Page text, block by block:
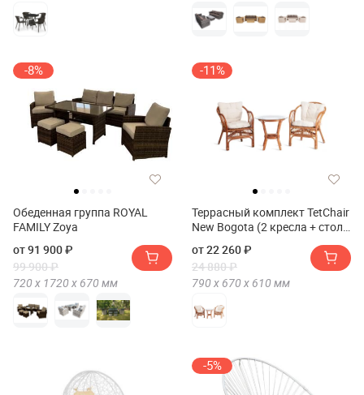
-8%
Обеденная группа ROYAL
FAMILY Zoya
от 91 900 ₽
99 900 ₽
720 х 1720 х 670 мм
-11%
Террасный комплект TetChair
New Bogota (2 кресла + стол)
от 22 260 ₽
24 880 ₽
790 х 670 х 610 мм
-5%